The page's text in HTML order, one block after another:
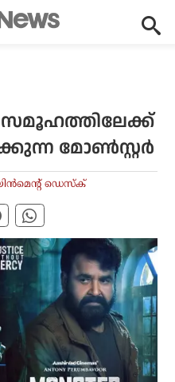
സമൂഹത്തിലേക്ക്
മോണ്‍സ്റ്റര്‍
ഡെസ്‌ക്